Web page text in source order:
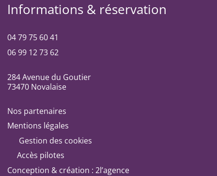
Informations & réservation
04 79 75 60 41
06 99 12 73 62
284 Avenue du Goutier
73470 Novalaise
Nos partenaires
Mentions légales
Gestion des cookies
Accès pilotes
Conception & création : 2l’agence